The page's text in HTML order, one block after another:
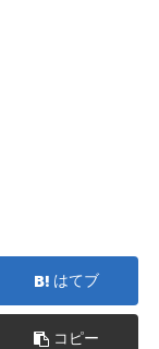
はてブ
コピー